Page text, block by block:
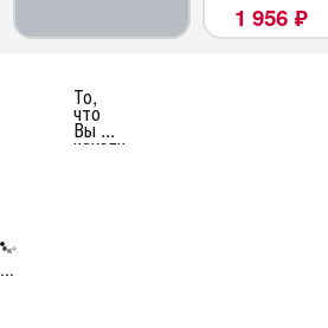
Jetta VS5 2019-
1 956 ₽
То,
что
Вы ...
искали
...